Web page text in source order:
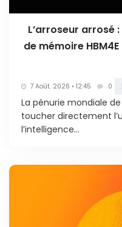
L’arroseur arrosé
de mémoire
7 Août. 2026 • 12:45 0
La pénurie mondiale
toucher directement
l’intelligence...